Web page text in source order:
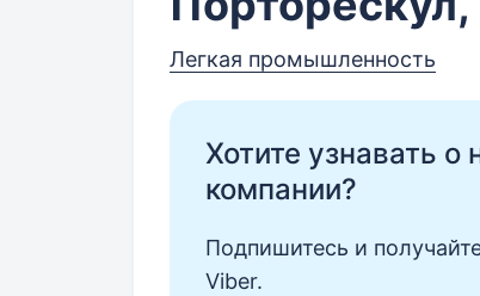
Легкая промышленность
Хотите узнавать о
компании?
Подпишитесь и
Viber.